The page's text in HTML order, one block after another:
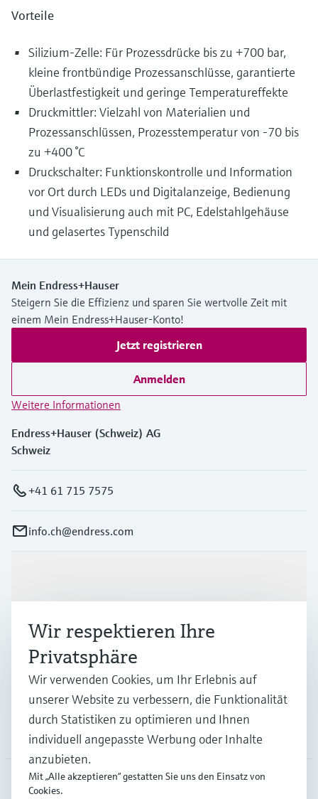
Vorteile
Silizium-Zelle: Für Prozessdrücke bis zu +700 bar,
kleine frontbündige Prozessanschlüsse, garantierte
Überlastfestigkeit und geringe Temperatureffekte
Druckmittler: Vielzahl von Materialien und
Prozessanschlüssen, Prozesstemperatur von -70 bis
zu +400 °C
Druckschalter: Funktionskontrolle und Information
vor Ort durch LEDs und Digitalanzeige, Bedienung
und Visualisierung auch mit PC, Edelstahlgehäuse
und gelasertes Typenschild
Mein Endress+Hauser
Steigern Sie die Effizienz und sparen Sie wertvolle Zeit mit
einem Mein Endress+Hauser-Konto!
Jetzt registrieren
Anmelden
Weitere Informationen
Endress+Hauser (Schweiz) AG
Schweiz
+41 61 715 7575
info.ch@endress.com
Branchen
Support
Unternehmen
Wir respektieren Ihre
Privatsphäre
Wir verwenden Cookies, um Ihr Erlebnis auf
unserer Website zu verbessern, die Funktionalität
durch Statistiken zu optimieren und Ihnen
individuell angepasste Werbung oder Inhalte
anzubieten.
Mit „Alle akzeptieren“ gestatten Sie uns den Einsatz von
Cookies.